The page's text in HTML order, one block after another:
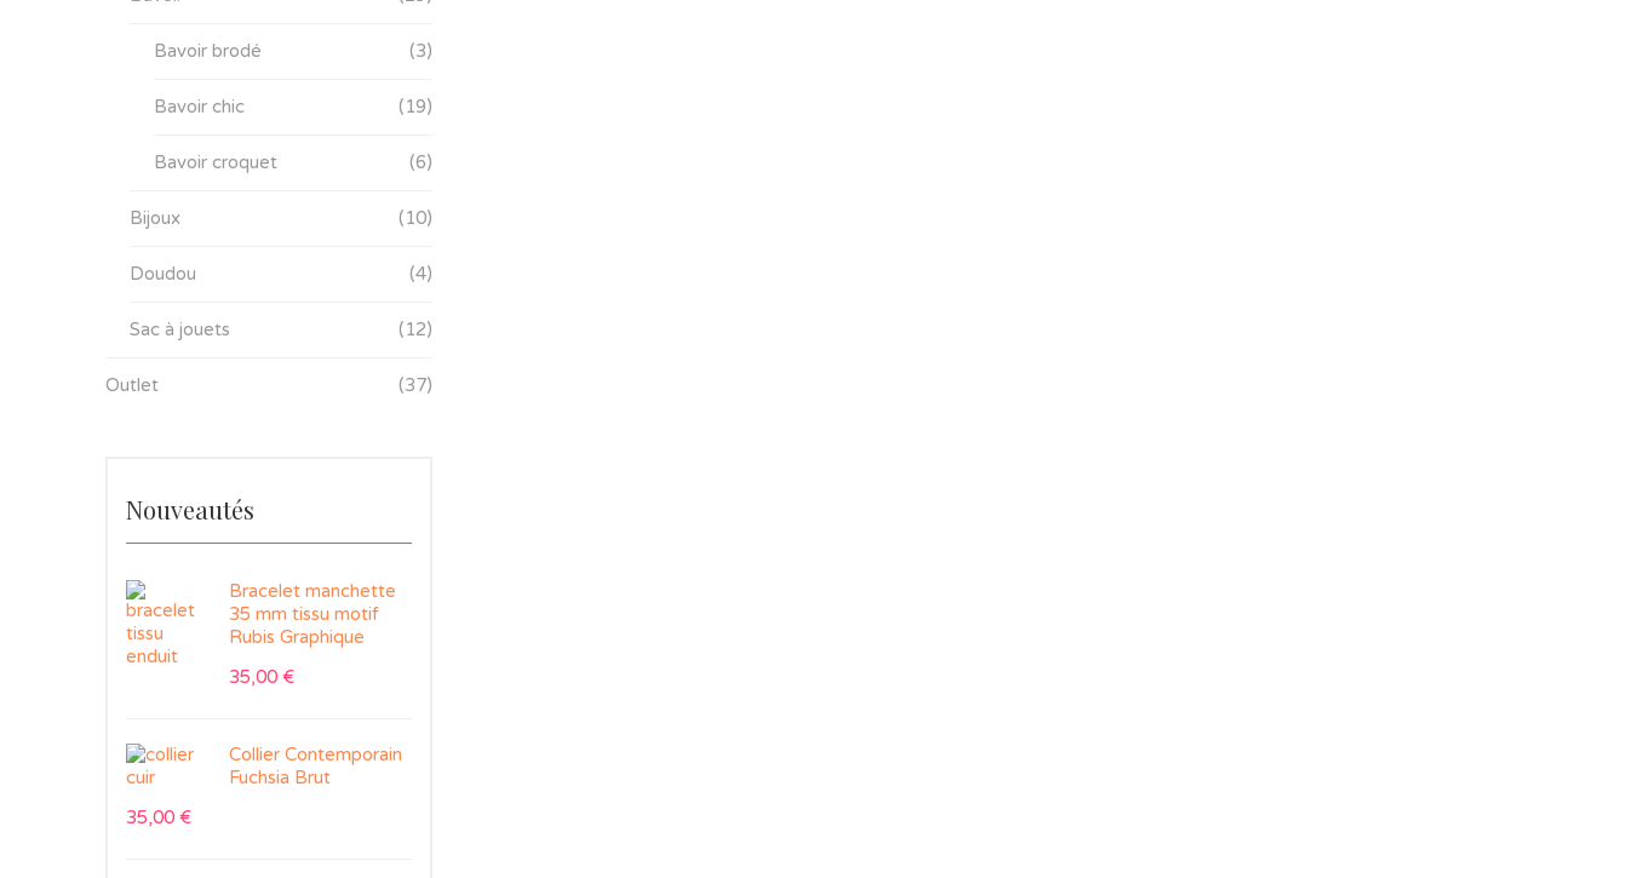
Bavoir brodé (3)
Bavoir chic (19)
Bavoir croquet (6)
Bijoux (10)
Doudou (4)
Sac à jouets (12)
Outlet (37)
Nouveautés
Bracelet manchette
35 mm tissu motif
Rubis Graphique
35,00 €
Collier Contemporain
Fuchsia Brut
35,00 €